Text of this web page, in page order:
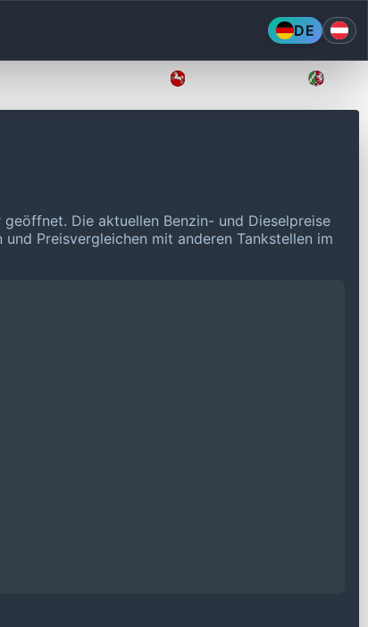
DE
geöffnet. Die aktuellen Benzin- und Dieselpreise
Preisvergleichen mit anderen Tankstellen im